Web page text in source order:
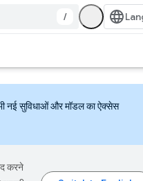
/
नई सुविधाओं और मॉडल का ऐक्सेस
करने